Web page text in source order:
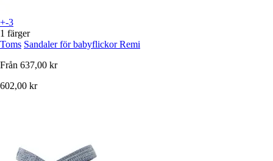
+-3
1 färger
Toms Sandaler för babyflickor Remi
Från 637,00 kr
602,00 kr